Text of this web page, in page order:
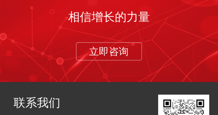
相信增长的力量
立即咨询
联系我们